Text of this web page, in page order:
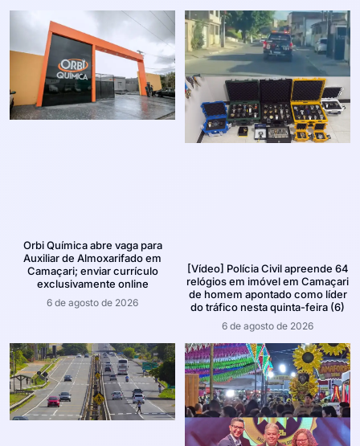
Orbi Química abre vaga para
Auxiliar de Almoxarifado em
Camaçari; enviar currículo
exclusivamente online
6 de agosto de 2026
[Vídeo] Polícia Civil apreende 64
relógios em imóvel em Camaçari
de homem apontado como líder
do tráfico nesta quinta-feira (6)
6 de agosto de 2026